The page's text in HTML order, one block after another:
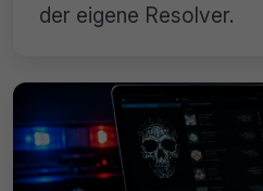
der eigene Resolver.